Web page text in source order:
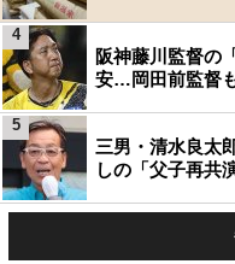
阪神藤川監督の
安…岡田前監督
4
三男・清水良太
しの「父子再共
5